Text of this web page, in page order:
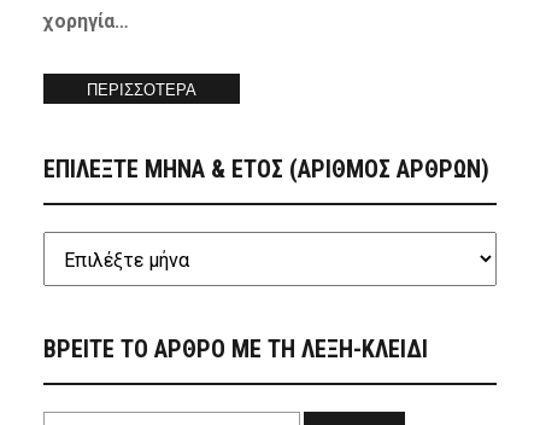
χορηγία…
ΠΕΡΙΣΣΟΤΕΡΑ
ΕΠΙΛΕΞΤΕ ΜΗΝΑ & ΕΤΟΣ (ΑΡΙΘΜΟΣ ΑΡΘΡΩΝ)
ΒΡΕΙΤΕ ΤΟ ΑΡΘΡΟ ΜΕ ΤΗ ΛΕΞΗ-ΚΛΕΙΔΙ